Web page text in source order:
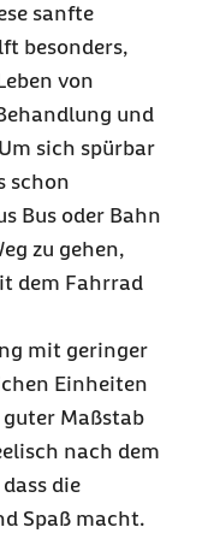
sanfte
besonders,
von
und
sich spürbar
schon
Bus oder Bahn
zu gehen,
dem Fahrrad
mit geringer
Einheiten
Maßstab
nach dem
die
Spaß macht.